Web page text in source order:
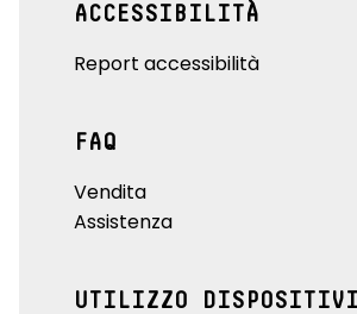
ACCESSIBILITÀ
Report accessibilità
FAQ
Vendita
Assistenza
UTILIZZO